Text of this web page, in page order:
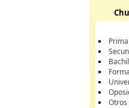
Otros